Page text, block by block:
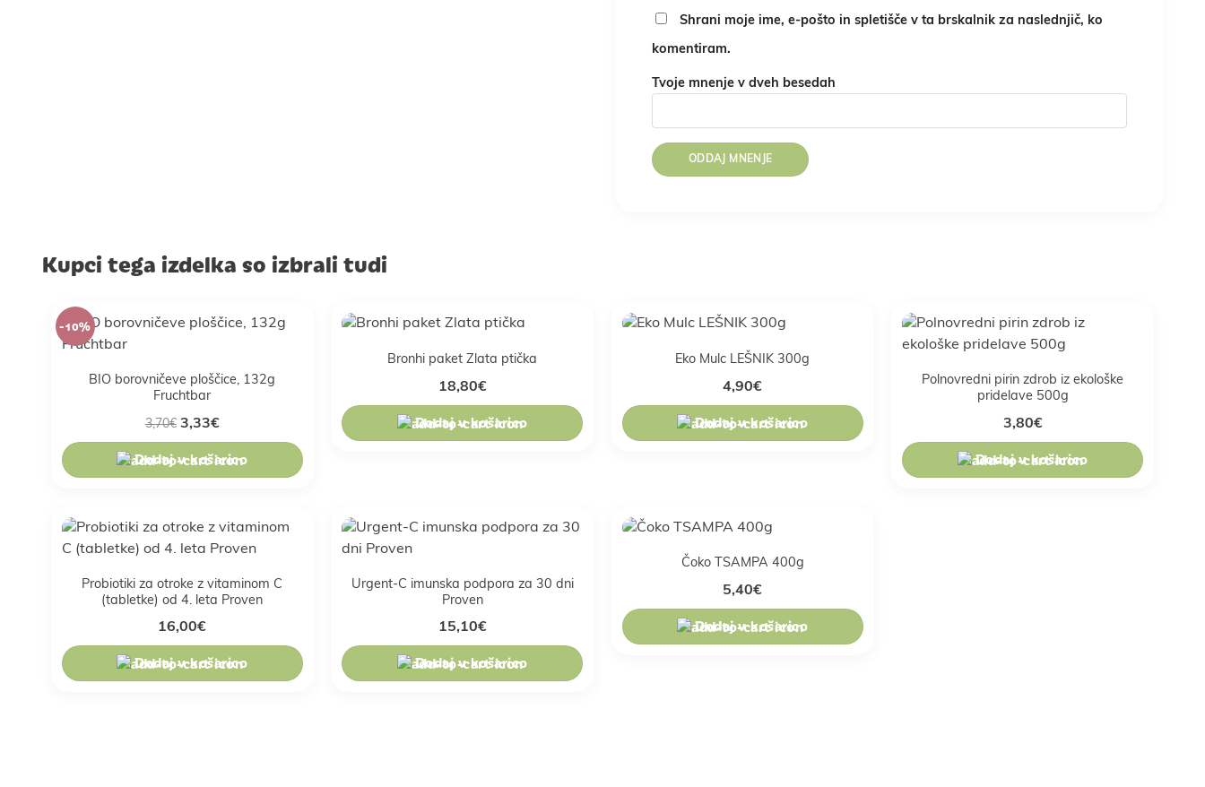
Shrani moje ime, e-pošto in spletišče v ta brskalnik za naslednjič, ko
komentiram.
Tvoje mnenje v dveh besedah
Kupci tega izdelka so izbrali tudi
-10%
BIO borovničeve ploščice, 132g
Fruchtbar
3,33€
3,70€
Dodaj v košarico
Bronhi paket Zlata ptička
18,80€
Dodaj v košarico
Eko Mulc LEŠNIK 300g
4,90€
Dodaj v košarico
Polnovredni pirin zdrob iz ekološke
pridelave 500g
3,80€
Dodaj v košarico
Probiotiki za otroke z vitaminom C
(tabletke) od 4. leta Proven
16,00€
Dodaj v košarico
Urgent-C imunska podpora za 30 dni
Proven
15,10€
Dodaj v košarico
Čoko TSAMPA 400g
5,40€
Dodaj v košarico